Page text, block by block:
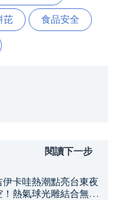
芘 食品安全
閱讀下一步
伊卡哇熱潮點亮台東夜
！熱氣球光雕結合無人